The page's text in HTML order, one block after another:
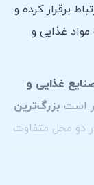
برقرار کرده و
غذایی و
غذایی و
بزرگ‌ترین
دو محل متفاوت